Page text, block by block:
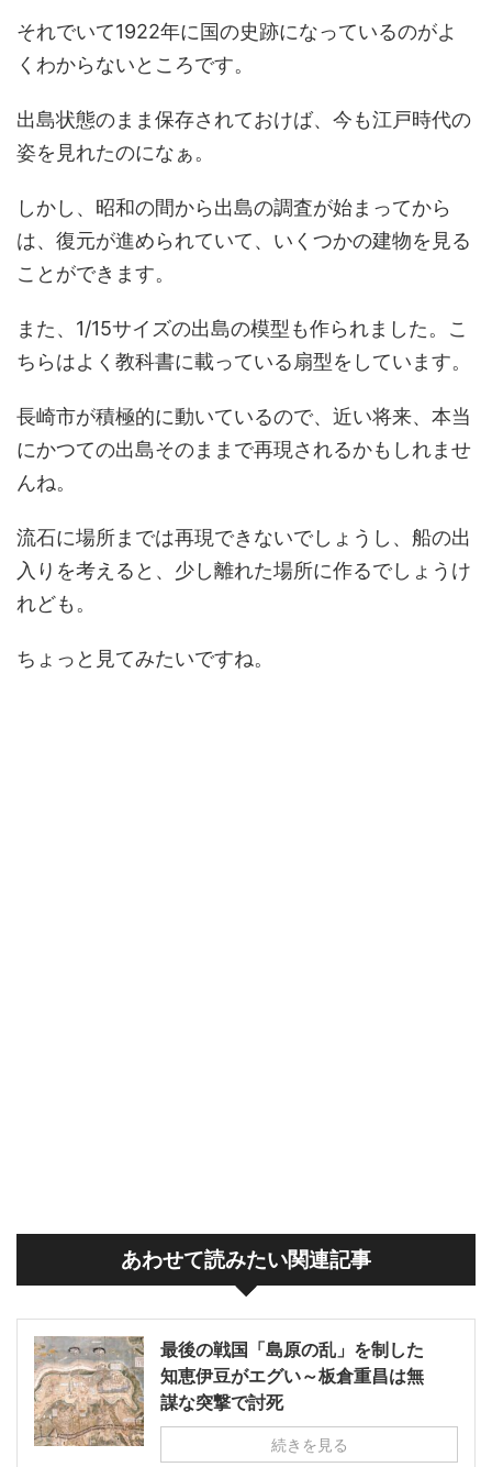
それでいて1922年に国の史跡になっているのがよ
くわからないところです。
出島状態のまま保存されておけば、今も江戸時代の
姿を見れたのになぁ。
しかし、昭和の間から出島の調査が始まってから
は、復元が進められていて、いくつかの建物を見る
ことができます。
また、1/15サイズの出島の模型も作られました。こ
ちらはよく教科書に載っている扇型をしています。
長崎市が積極的に動いているので、近い将来、本当
にかつての出島そのままで再現されるかもしれませ
んね。
流石に場所までは再現できないでしょうし、船の出
入りを考えると、少し離れた場所に作るでしょうけ
れども。
ちょっと見てみたいですね。
あわせて読みたい関連記事
最後の戦国「島原の乱」を制した
知恵伊豆がエグい～板倉重昌は無
謀な突撃で討死
続きを見る